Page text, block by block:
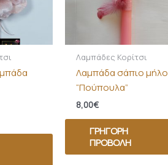
Λαμπάδες Κορίτσι
Λαμπάδα σάπιο μήλο
“Πούπουλα”
8,00€
ΓΡΉΓΟΡΗ
ΠΡΟΒΟΛΉ